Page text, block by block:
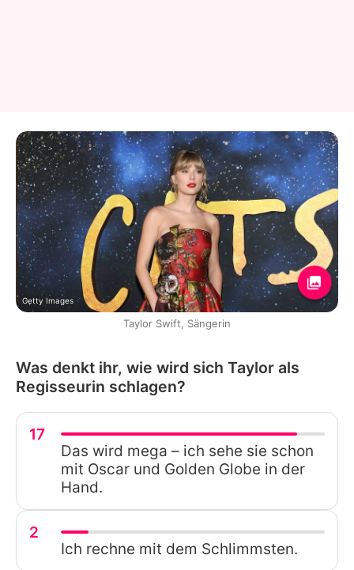
Getty Images
Taylor Swift, Sängerin
Was denkt ihr, wie wird sich Taylor als
Regisseurin schlagen?
17
Das wird mega – ich sehe sie schon
mit Oscar und Golden Globe in der
Hand.
2
Ich rechne mit dem Schlimmsten.